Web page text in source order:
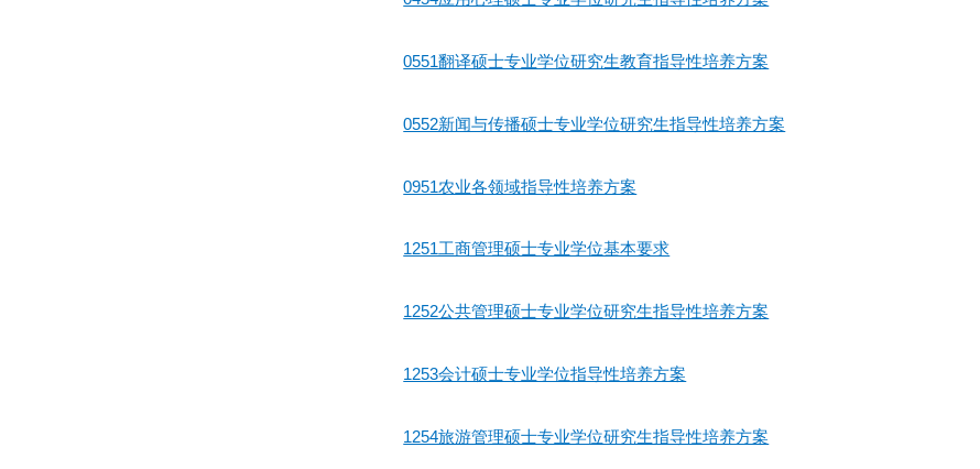
0551翻译硕士专业学位研究生教育指导性培养方案
0552新闻与传播硕士专业学位研究生指导性培养方案
0951农业各领域指导性培养方案
1251工商管理硕士专业学位基本要求
1252公共管理硕士专业学位研究生指导性培养方案
1253会计硕士专业学位指导性培养方案
1254旅游管理硕士专业学位研究生指导性培养方案